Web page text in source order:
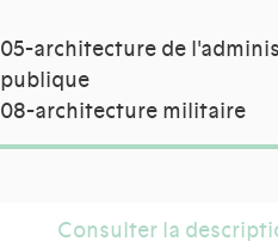
05-architecture de
publique
08-architecture militaire
Consulter la